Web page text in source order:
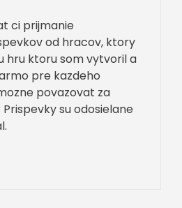
ci prijmanie
od hracov, ktory
hru ktoru som vytvoril a
pre kazdeho
povazovat za
su odosielane